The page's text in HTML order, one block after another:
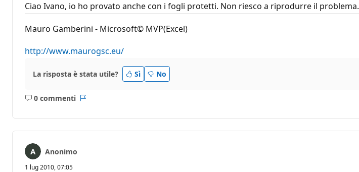
Ciao Ivano, io ho provato anche con i fogli protetti. Non riesco a riprodurre il problema.
Mauro Gamberini - Microsoft© MVP(Excel)
http://www.maurogsc.eu/
La risposta è stata utile? Sì No
0 commenti
Nessun
Anonimo
1 lug 2010, 07:05